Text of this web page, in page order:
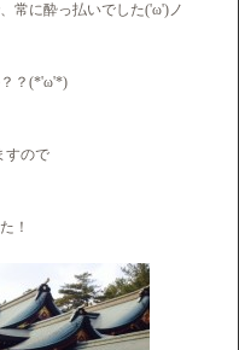
常に酔っ払いでした('ω')ノ
？(*'ω'*)
すので
！